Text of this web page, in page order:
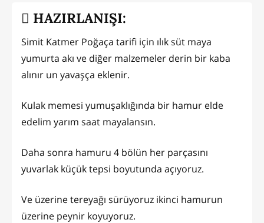
HAZIRLANIŞI:
Simit Katmer Poğaça tarifi için ılık süt maya
yumurta akı ve diğer malzemeler derin bir kaba
alınır un yavaşça eklenir.
Kulak memesi yumuşaklığında bir hamur elde
edelim yarım saat mayalansın.
Daha sonra hamuru 4 bölün her parçasını
yuvarlak küçük tepsi boyutunda açıyoruz.
Ve üzerine tereyağı sürüyoruz ikinci hamurun
üzerine peynir koyuyoruz.